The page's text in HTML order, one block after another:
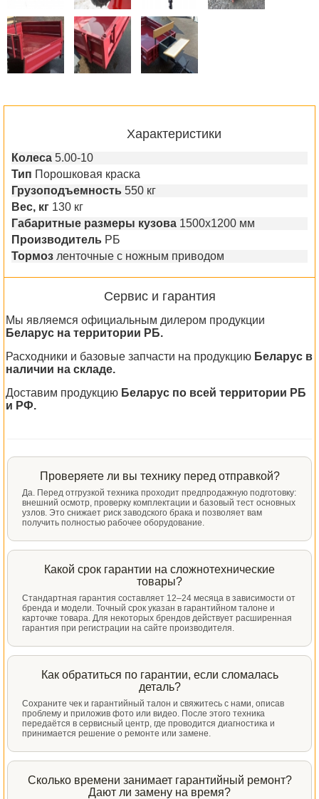
Характеристики
Колеса 5.00-10
Тип Порошковая краска
Грузоподъемность 550 кг
Вес, кг 130 кг
Габаритные размеры кузова 1500х1200 мм
Производитель РБ
Тормоз ленточные с ножным приводом
Сервис и гарантия
Мы являемся официальным дилером продукции
Беларус на территории РБ.
Расходники и базовые запчасти на продукцию Беларус в
наличии на складе.
Доставим продукцию Беларус по всей территории РБ
и РФ.
Проверяете ли вы технику перед отправкой?
Да. Перед отгрузкой техника проходит предпродажную подготовку:
внешний осмотр, проверку комплектации и базовый тест основных
узлов. Это снижает риск заводского брака и позволяет вам
получить полностью рабочее оборудование.
Какой срок гарантии на сложнотехнические
товары?
Стандартная гарантия составляет 12–24 месяца в зависимости от
бренда и модели. Точный срок указан в гарантийном талоне и
карточке товара. Для некоторых брендов действует расширенная
гарантия при регистрации на сайте производителя.
Как обратиться по гарантии, если сломалась
деталь?
Сохраните чек и гарантийный талон и свяжитесь с нами, описав
проблему и приложив фото или видео. После этого техника
передаётся в сервисный центр, где проводится диагностика и
принимается решение о ремонте или замене.
Сколько времени занимает гарантийный ремонт?
Дают ли замену на время?